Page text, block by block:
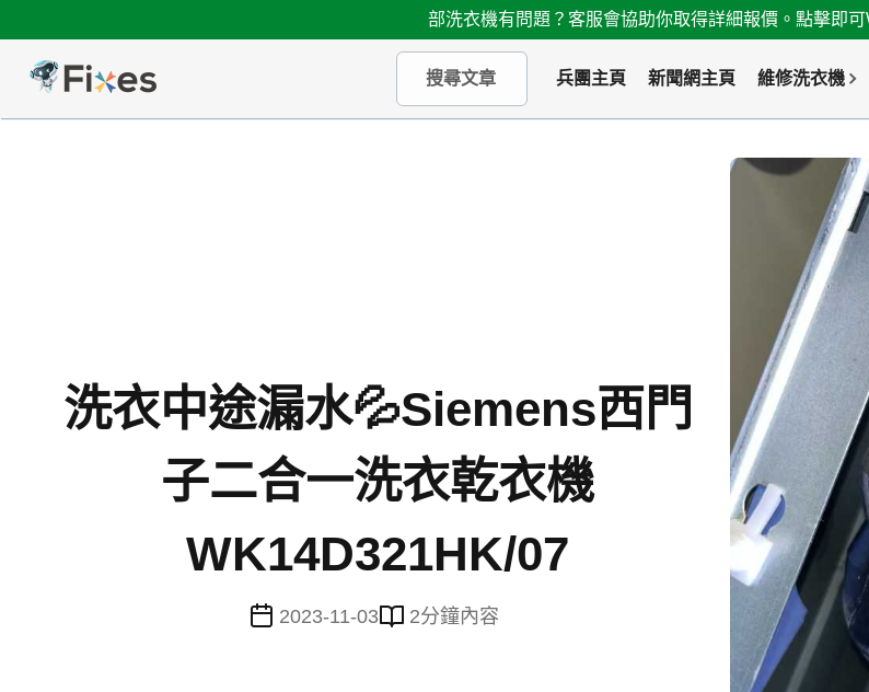
部洗衣機有問題？客服會協助你取得詳細報價。點擊即
兵團主頁 新聞網主頁 維修洗衣機
洗衣中途漏水💦Siemens西門
子二合一洗衣乾衣機
WK14D321HK/07
2023-11-03 2分鐘內容